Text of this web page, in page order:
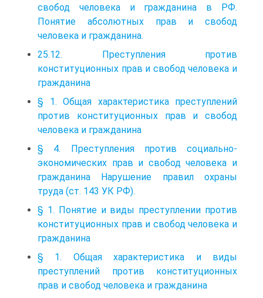
свобод человека и гражданина в РФ.
Понятие абсолютных прав и свобод
человека и гражданина.
25.12. Преступления против
конституционных прав и свобод человека и
гражданина
§ 1. Общая характеристика преступлений
против конституционных прав и свобод
человека и гражданина
§ 4. Преступления против социально-
экономических прав и свобод человека и
гражданина Нарушение правил охраны
труда (ст. 143 УК РФ).
§ 1. Понятие и виды преступлении против
конституционных прав и свобод человека и
гражданина
§ 1. Общая характеристика и виды
преступлений против конституционных
прав и свобод человека и гражданина